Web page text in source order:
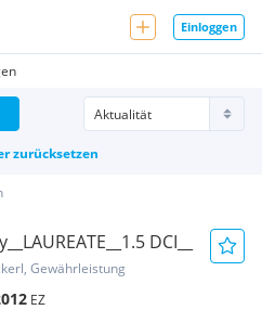
Einloggen
zurücksetzen
DCI__
Gewährleistung
EZ